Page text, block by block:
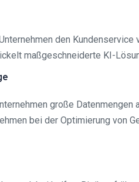
den
maßgeschneiderte KI-
große
bei der Optimierung von